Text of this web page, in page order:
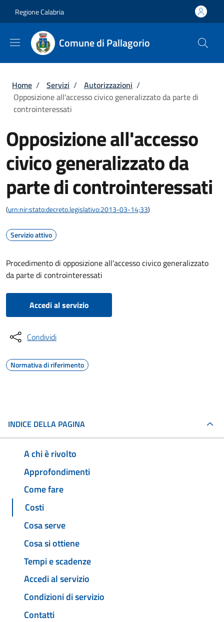
Regione Calabria
Comune di Pallagorio
Briciole di pane
Home / Servizi / Autorizzazioni /
Opposizione all'accesso civico generalizzato da parte di
controinteressati
Opposizione all'accesso
civico generalizzato da
parte di controinteressati
(urn:nir:stato:decreto.legislativo:2013-03-14;33)
Servizio attivo
Procedimento di opposizione all'accesso civico generalizzato
da parte di controinteressati
Accedi al servizio
Condividi
Normativa di riferimento
INDICE DELLA PAGINA
A chi è rivolto
Approfondimenti
Come fare
Costi
Cosa serve
Cosa si ottiene
Tempi e scadenze
Accedi al servizio
Condizioni di servizio
Contatti